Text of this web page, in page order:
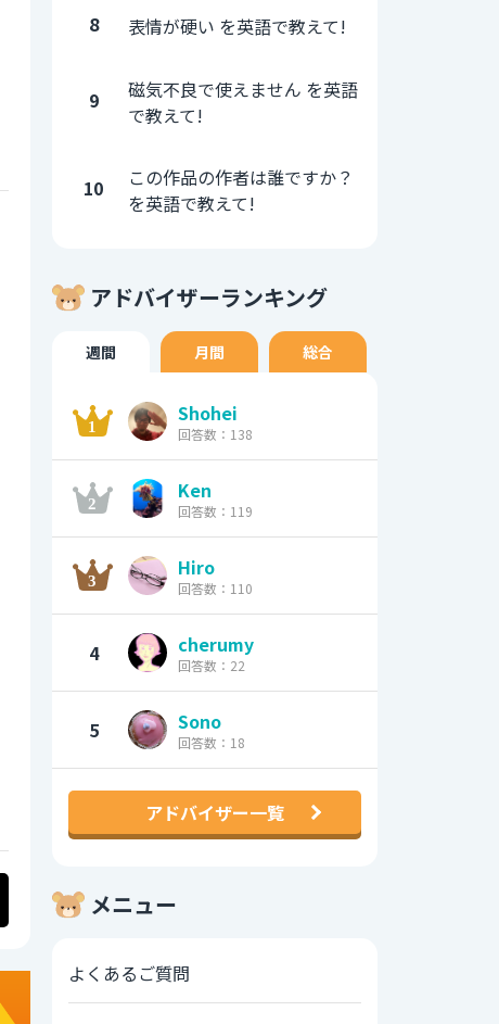
8 表情が硬い を英語で教えて!
9
磁気不良で使えません を英語
で教えて!
10
この作品の作者は誰ですか？
を英語で教えて!
アドバイザーランキング
週間 月間 総合
Shohei
回答数：138
Ken
回答数：119
Hiro
回答数：110
4 cherumy
回答数：22
5 Sono
回答数：18
アドバイザー一覧
メニュー
よくあるご質問